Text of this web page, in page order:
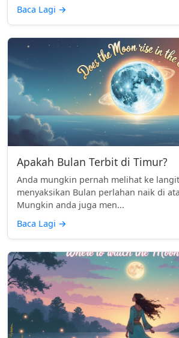
Baca Lagi →
Apakah Bulan Terbit di Timur?
Anda mungkin pernah melihat ke
menyaksikan Bulan perlahan naik di
Mungkin anda juga men...
Baca Lagi →